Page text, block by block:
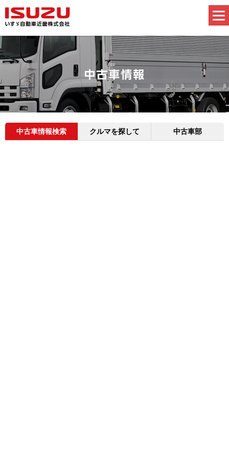
中古車情報検索 クルマを探して 中古車部